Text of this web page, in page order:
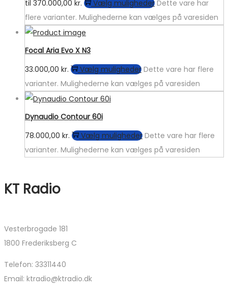
til 370.000,00 kr.
Vælg muligheder Dette vare har
flere varianter. Mulighederne kan vælges på varesiden
Focal Aria Evo X N3
33.000,00 kr. Vælg muligheder Dette vare har flere
varianter. Mulighederne kan vælges på varesiden
Dynaudio Contour 60i
78.000,00 kr. Vælg muligheder Dette vare har flere
varianter. Mulighederne kan vælges på varesiden
KT Radio
Vesterbrogade 181
1800 Frederiksberg C
Telefon: 33311440
Email: ktradio@ktradio.dk